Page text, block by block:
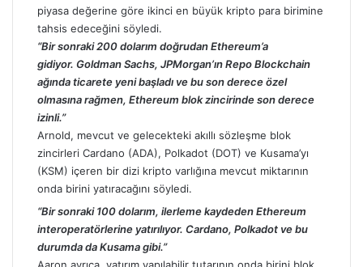
piyasa değerine göre ikinci en büyük kripto para birimine
tahsis edeceğini söyledi.
“Bir sonraki 200 dolarım doğrudan Ethereum’a
gidiyor. Goldman Sachs, JPMorgan’ın Repo Blockchain
ağında ticarete yeni başladı ve bu son derece özel
olmasına rağmen, Ethereum blok zincirinde son derece
izinli.”
Arnold, mevcut ve gelecekteki akıllı sözleşme blok
zincirleri Cardano (ADA), Polkadot (DOT) ve Kusama’yı
(KSM) içeren bir dizi kripto varlığına mevcut miktarının
onda birini yatıracağını söyledi.
“Bir sonraki 100 dolarım, ilerleme kaydeden Ethereum
interoperatörlerine yatırılıyor. Cardano, Polkadot ve bu
durumda da Kusama gibi.”